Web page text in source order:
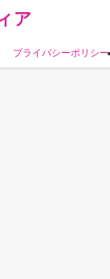
ア
プライバシーポリシー